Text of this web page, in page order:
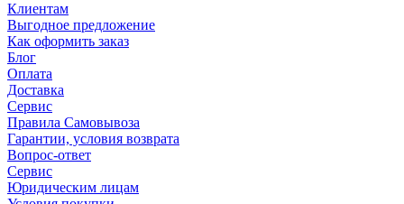
Клиентам
Выгодное предложение
Как оформить заказ
Блог
Оплата
Доставка
Сервис
Правила Самовывоза
Гарантии, условия возврата
Вопрос-ответ
Сервис
Юридическим лицам